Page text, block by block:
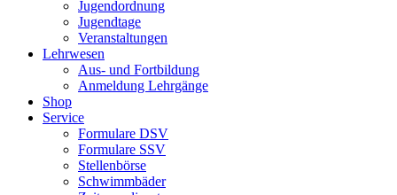
Jugendordnung
Jugendtage
Veranstaltungen
Lehrwesen
Aus- und Fortbildung
Anmeldung Lehrgänge
Shop
Service
Formulare DSV
Formulare SSV
Stellenbörse
Schwimmbäder